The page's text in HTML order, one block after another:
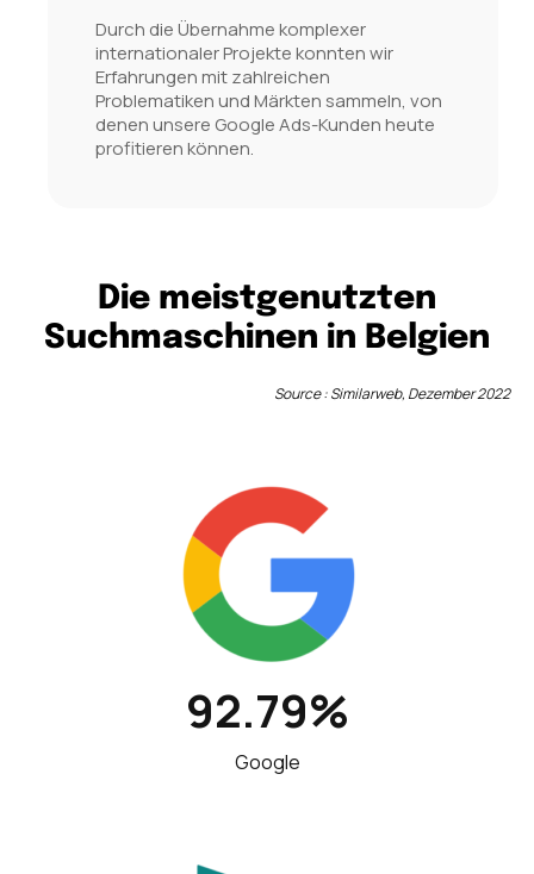
Durch die Übernahme komplexer
internationaler Projekte konnten wir
Erfahrungen mit zahlreichen
Problematiken und Märkten sammeln, von
denen unsere Google Ads-Kunden heute
profitieren können.
Die meistgenutzten
Suchmaschinen in Belgien
Source : Similarweb, Dezember 2022
92.79%
Google